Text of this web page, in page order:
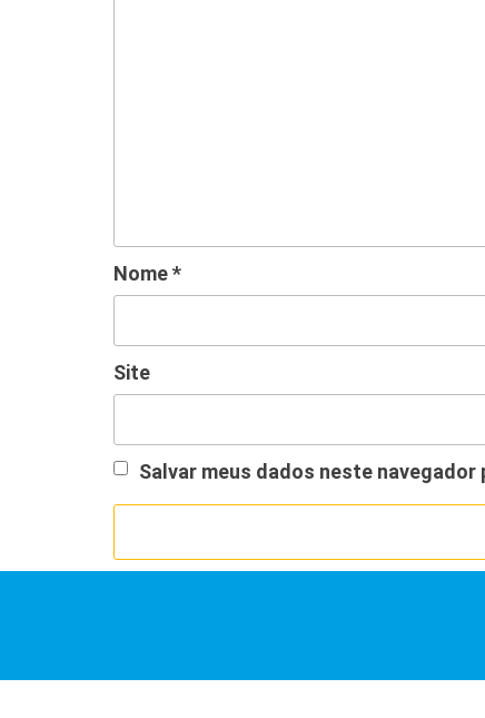
Nome*
Site
Salvar meus dados neste navegador